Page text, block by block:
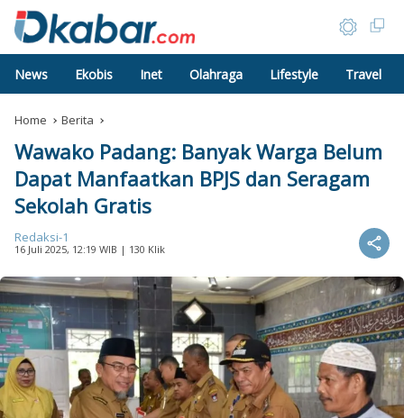
News Ekobis Inet Olahraga Lifestyle Travel
Home Berita
Wawako Padang: Banyak Warga Belum
Dapat Manfaatkan BPJS dan Seragam
Sekolah Gratis
Redaksi-1
16 Juli 2025, 12:19 WIB | 130 Klik